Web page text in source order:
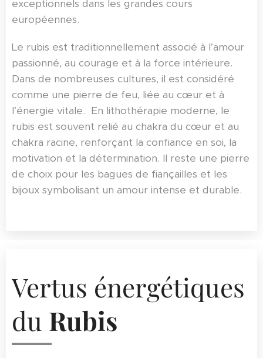
exceptionnels dans les grandes cours
européennes.
Le rubis est traditionnellement associé à l’amour
passionné, au courage et à la force intérieure.
Dans de nombreuses cultures, il est considéré
comme une pierre de feu, liée au cœur et à
l’énergie vitale. En lithothérapie moderne, le
rubis est souvent relié au chakra du cœur et au
chakra racine, renforçant la confiance en soi, la
motivation et la détermination. Il reste une pierre
de choix pour les bagues de fiançailles et les
bijoux symbolisant un amour intense et durable.
Vertus énergétiques
du Rubis